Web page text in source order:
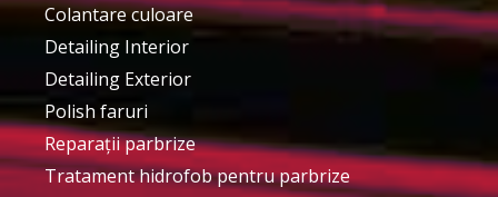
Colantare culoare
Detailing Interior
Detailing Exterior
Polish faruri
Reparații parbrize
Tratament hidrofob pentru parbrize